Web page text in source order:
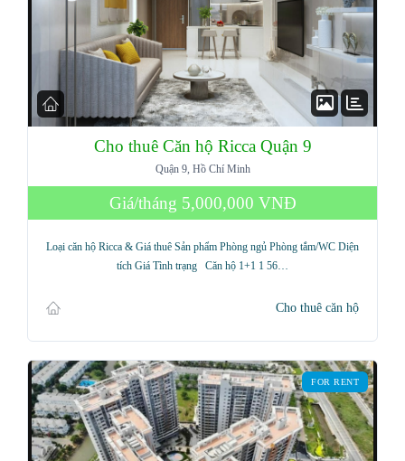
Cho thuê Căn hộ Ricca Quận 9
Quận 9, Hồ Chí Minh
Giá/tháng 5,000,000 VNĐ
Loại căn hộ Ricca & Giá thuê Sản phẩm Phòng ngủ Phòng tắm/WC Diện
tích Giá Tình trạng Căn hộ 1+1 1 56…
Cho thuê căn hộ
FOR RENT